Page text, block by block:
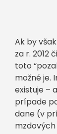
Ak by
za r. 2012
toto
možné je.
existuje –
prípade
dane (v